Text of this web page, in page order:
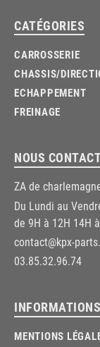
CATÉGORIES
CARROSSERIE
CHASSIS/
ECHAPPEMENT
FREINAGE
NOUS
ZA de
Du Lundi au
de 9H à 12H 14H
contact@kpx-
03.85.32.96.74
INFORMATIONS
MENTIONS